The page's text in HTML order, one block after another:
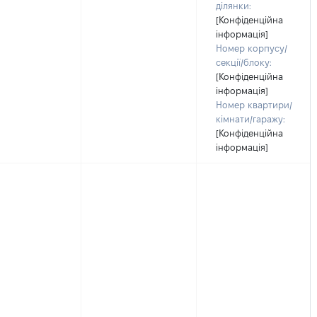
ділянки:
[Конфіденційна
інформація]
Номер корпусу/
секції/блоку:
[Конфіденційна
інформація]
Номер квартири/
кімнати/гаражу:
[Конфіденційна
інформація]